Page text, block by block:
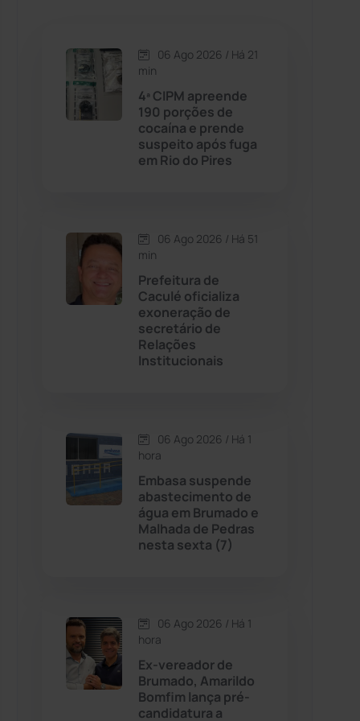
Caetité (1504)
Candiba
Cândido Sales (120)
Caturama
Chapada Diamantina
Cordeiros
Dom Basílio (391)
(1235)
Érico Cardoso
Esportes
06 Ago 2026 / Há 21
min
4ª CIPM apreende
190 porções de
cocaína e prende
suspeito após fuga
em Rio do Pires
06 Ago 2026 / Há 51
min
Prefeitura de
Caculé oficializa
exoneração de
secretário de
Relações
Institucionais
06 Ago 2026 / Há 1
hora
Embasa suspende
abastecimento de
água em Brumado e
Malhada de Pedras
nesta sexta (7)
06 Ago 2026 / Há 1
hora
Ex-vereador de
Brumado, Amarildo
Bomfim lança pré-
candidatura a